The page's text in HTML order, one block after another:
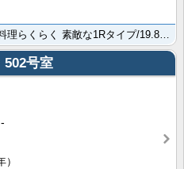
502号室
-
）